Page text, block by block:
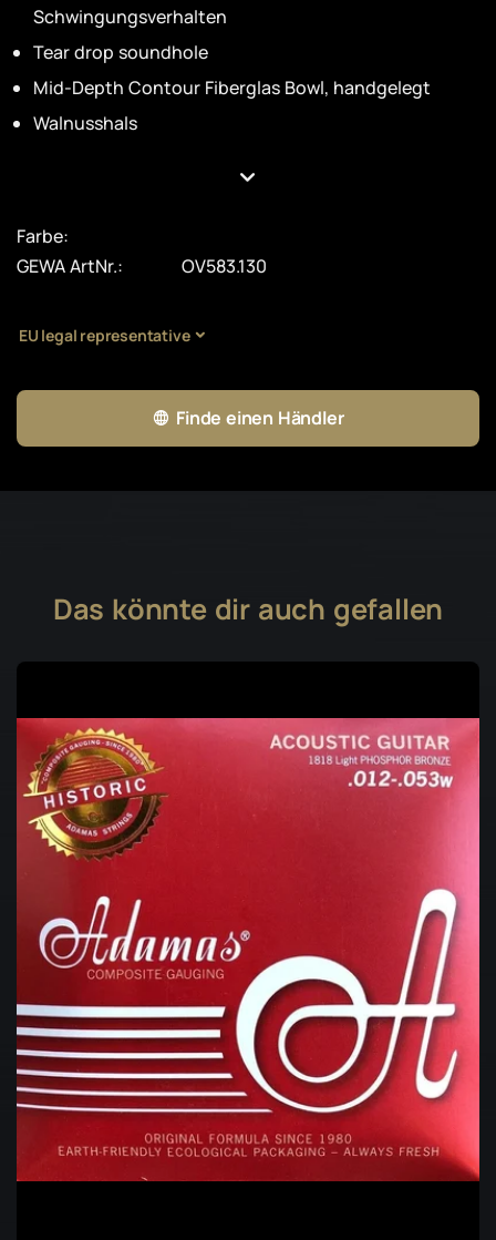
Schwingungsverhalten
Tear drop soundhole
Mid-Depth Contour Fiberglas Bowl, handgelegt
Walnusshals
Farbe:
GEWA ArtNr.:
OV583.130
EU legal representative
Finde einen Händler
Das könnte dir auch gefallen